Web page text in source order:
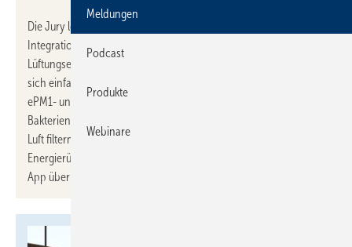
Die Jury lobte das klare, elegante Design und die funktionale
Integration von Ariosa Dot in moderne Wohnumgebungen. Die
Lüftungseinheit ist für Räume bis zu 70 m
sich einfach an der Außenwand installieren. Sie verfügt über ISO
ePM1- und ISO Coarse-Filter, die Staub, Smog, Allergene, Viren,
Bakterien sowie überschüssiges CO
Luft filtern. Ein Kreuzgegenstrom-Wärmetauscher ermöglicht eine
Energierückgewinnung von über 90 %. Die Steuerung erfolgt per
App über ein integriertes WLAN-Modul.
Meldungen
Podcast
Produkte
Webinare